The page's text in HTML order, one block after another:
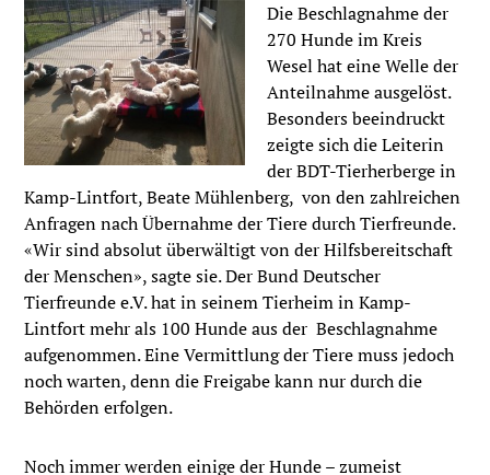
Die Beschlagnahme der
270 Hunde im Kreis
Wesel hat eine Welle der
Anteilnahme ausgelöst.
Besonders beeindruckt
zeigte sich die Leiterin
der BDT-Tierherberge in
Kamp-Lintfort, Beate Mühlenberg, von den zahlreichen
Anfragen nach Übernahme der Tiere durch Tierfreunde.
«Wir sind absolut überwältigt von der Hilfsbereitschaft
der Menschen», sagte sie. Der Bund Deutscher
Tierfreunde e.V. hat in seinem Tierheim in Kamp-
Lintfort mehr als 100 Hunde aus der Beschlagnahme
aufgenommen. Eine Vermittlung der Tiere muss jedoch
noch warten, denn die Freigabe kann nur durch die
Behörden erfolgen.
Noch immer werden einige der Hunde – zumeist